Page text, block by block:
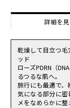
イン、メチルジイ
クロフサスグリ葉
タ葉／茎エキス、
クアオイ花油、ダ
ポリグリセリル-10
トイン、グルコノ
花エキス、ケルセ
ル、加水分解プロ
皮膚科専門医等に
（1）使用中、赤味
（2）使用したお肌
われた場合。
傷やはれもの、湿
さい。
乳幼児の手の届く
に低温になる場所
詳細を
乾燥して目立つ
ッド
ローズPDRN（
るつるな肌へ。
旅行にも最適で、
気になる部分に
メをなめらかに整